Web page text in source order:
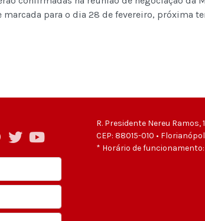
marcada para o dia 28 de fevereiro, próxima
MAIS DE R$ 5 MILHÕES COM SALÁRIO-EXTRA
R. Presidente Nereu Ramos,
CEP: 88015-010 •
* Horário de funcionamento: